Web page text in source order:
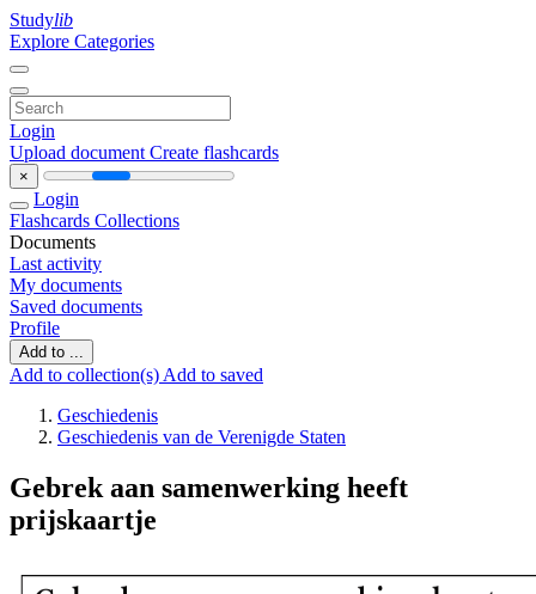
Studylib
Explore Categories
Login
Upload document Create flashcards
×
Login
Flashcards Collections
Documents
Last activity
My documents
Saved documents
Profile
Add to ...
Add to collection(s) Add to saved
Geschiedenis
Geschiedenis van de Verenigde Staten
Gebrek aan samenwerking heeft
prijskaartje